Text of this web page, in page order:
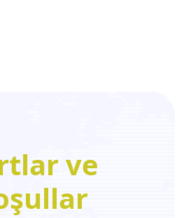
ve